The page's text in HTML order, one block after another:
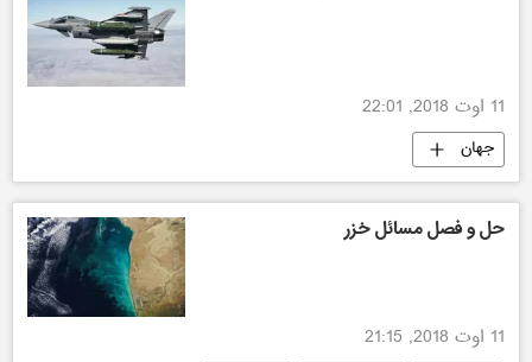
11 اوت 2018, 22:01
جهان
حل و فصل مسائل خزر
11 اوت 2018, 21:15